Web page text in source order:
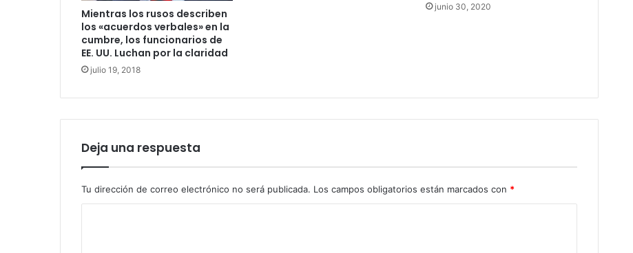
Mientras los rusos describen
los «acuerdos verbales» en la
cumbre, los funcionarios de
EE. UU. Luchan por la claridad
julio 19, 2018
junio 30, 2020
Deja una respuesta
Tu dirección de correo electrónico no será publicada. Los campos obligatorios están marcados con *